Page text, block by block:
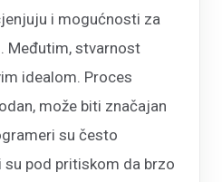
i mogućnosti za
Međutim, stvarnost
idealom. Proces
može biti značajan
su često
su pod pritiskom da brzo